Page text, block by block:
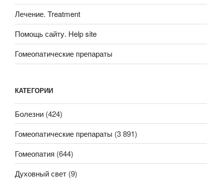
Лечение. Treatment
Помощь сайту. Help site
Гомеопатические препараты
КАТЕГОРИИ
Болезни (424)
Гомеопатические препараты (3 891)
Гомеопатия (644)
Духовный свет (9)